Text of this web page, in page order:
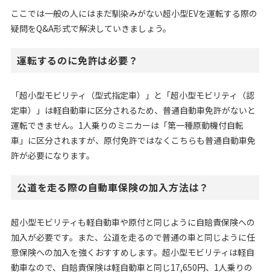
ここでは一般の人にはまだ馴染みがない超小型EVを運転する際の
疑問をQ&A形式で解決していきましょう。
運転するのに免許は必要？
「超小型モビリティ（型式指定車）」と「超小型モビリティ（認
定車）」は軽自動車に区分されるため、普通自動車免許がないと
運転できません。1人乗りのミニカーは「第一種原動機付自転
車」に区分されますが、原付免許ではなくこちらも普通自動車免
許が必要になります。
公道を走る際の自動車保険の加入方法は？
超小型モビリティも軽自動車や原付と同じように自賠責保険への
加入が必要です。また、公道を走るので普通の車と同じように任
意保険への加入を強くおすすめします。超小型モビリティは軽自
動車なので、自賠責保険は軽自動車と同じ17,650円、1人乗りの